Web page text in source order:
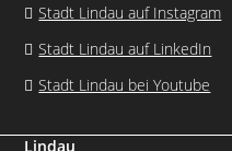
Stadt Lindau auf Instagram
Stadt Lindau auf LinkedIn
Stadt Lindau bei Youtube
Lindau